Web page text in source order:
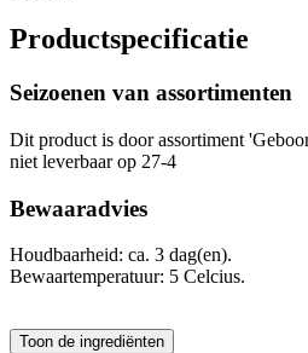
Productspecificatie
Seizoenen van assortimenten
Dit product is door assortiment
niet leverbaar op 27-4
Bewaaradvies
Houdbaarheid: ca. 3 dag(en).
Bewaartemperatuur: 5 Celcius.